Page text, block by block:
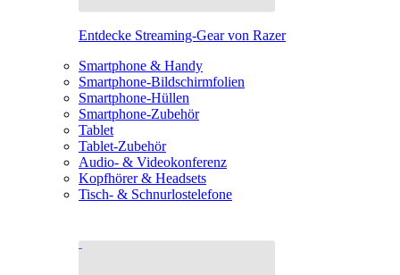
Entdecke Streaming-Gear von Razer
Smartphone & Handy
Smartphone-Bildschirmfolien
Smartphone-Hüllen
Smartphone-Zubehör
Tablet
Tablet-Zubehör
Audio- & Videokonferenz
Kopfhörer & Headsets
Tisch- & Schnurlostelefone